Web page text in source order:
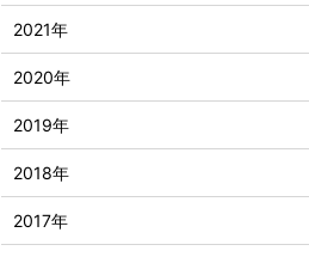
2021年
2020年
2019年
2018年
2017年